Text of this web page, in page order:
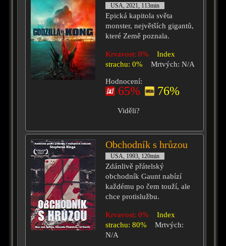
USA, 2021, 113min
Epická kapitola světa
monster, největších gigantů,
které Země poznala.
Krvavost: 0%
Index
strachu: 0%
Mrtvých: N/A
Hodnocení:
65% 76%
Viděli?
Obchodník s hrůzou
USA, 1993, 120min
Zdánlivě přátelský
obchodník Gaunt nabízí
každému po čem touží, ale
chce protislužbu.
Krvavost: 0%
Index
strachu: 80%
Mrtvých:
N/A